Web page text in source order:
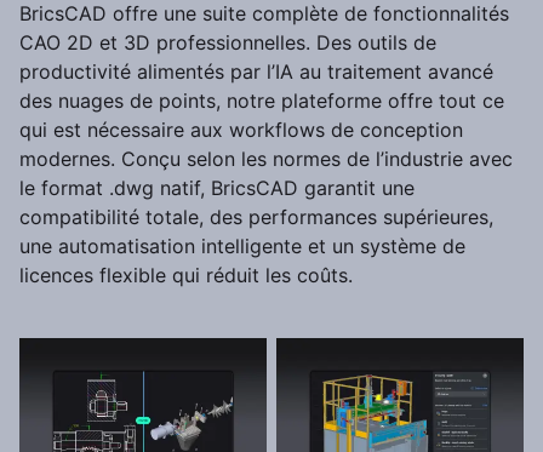
BricsCAD offre une suite complète de fonctionnalités
CAO 2D et 3D professionnelles. Des outils de
productivité alimentés par l’IA au traitement avancé
des nuages de points, notre plateforme offre tout ce
qui est nécessaire aux workflows de conception
modernes. Conçu selon les normes de l’industrie avec
le format .dwg natif, BricsCAD garantit une
compatibilité totale, des performances supérieures,
une automatisation intelligente et un système de
licences flexible qui réduit les coûts.